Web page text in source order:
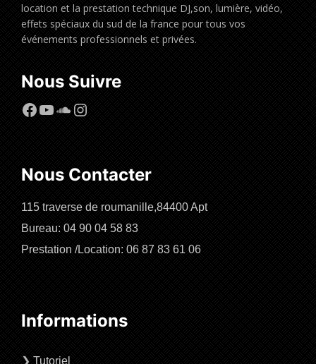
location et la prestation technique DJ,son, lumière, vidéo,
effets spéciaux du sud de la france pour tous vos
événements professionnels et privées.
Nous Suivre
Facebook
YouTube
SoundCloud
Instagram
Nous Contacter
115 traverse de roumanille,84400 Apt
Bureau: 04 90 04 58 83
Prestation /Location: 06 87 83 61 06
Informations
❯ Tutoriel